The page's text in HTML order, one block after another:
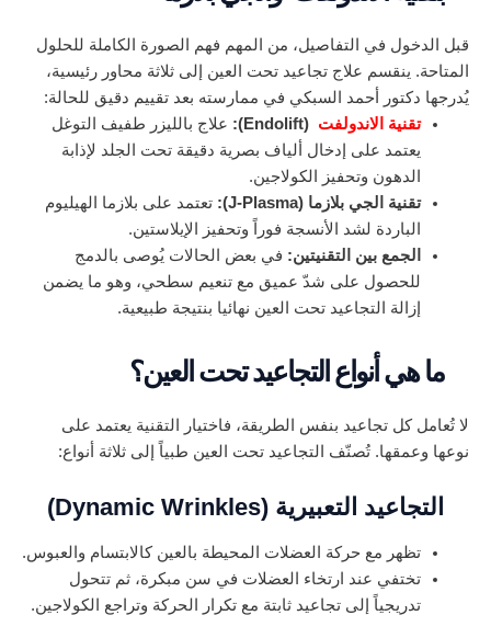
قبل الدخول في التفاصيل، من المهم فهم الصورة الكاملة للحلول
المتاحة. ينقسم علاج تجاعيد تحت العين إلى ثلاثة محاور رئيسية،
يُدرجها دكتور أحمد السبكي في ممارسته بعد تقييم دقيق للحالة:
تقنية الاندولفت (Endolift):
علاج بالليزر طفيف التوغل
يعتمد على إدخال ألياف بصرية دقيقة تحت الجلد لإذابة
الدهون وتحفيز الكولاجين.
تقنية الجي بلازما (J-Plasma):
تعتمد على بلازما الهيليوم
الباردة لشد الأنسجة فوراً وتحفيز الإيلاستين.
الجمع بين التقنيتين: في بعض الحالات يُوصى بالدمج
للحصول على شدّ عميق مع تنعيم سطحي، وهو ما يضمن
إزالة التجاعيد تحت العين نهائيا بنتيجة طبيعية.
ما هي أنواع التجاعيد تحت العين؟
لا تُعامل كل تجاعيد بنفس الطريقة، فاختيار التقنية يعتمد على
نوعها وعمقها. تُصنّف التجاعيد تحت العين طبياً إلى ثلاثة أنواع:
التجاعيد التعبيرية (Dynamic Wrinkles)
تظهر مع حركة العضلات المحيطة بالعين كالابتسام والعبوس.
تختفي عند ارتخاء العضلات في سن مبكرة، ثم تتحول
تدريجياً إلى تجاعيد ثابتة مع تكرار الحركة وتراجع الكولاجين.